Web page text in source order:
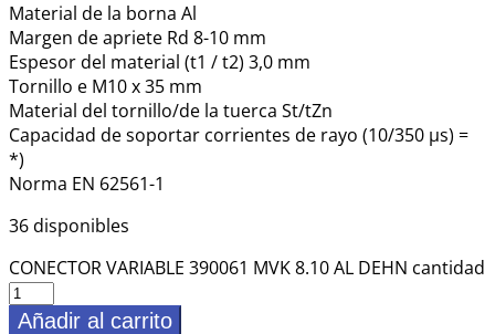
Material de la borna Al
Margen de apriete Rd 8-10 mm
Espesor del material (t1 / t2) 3,0 mm
Tornillo e M10 x 35 mm
Material del tornillo/de la tuerca St/tZn
Capacidad de soportar corrientes de rayo (10/350 μs) =
*)
Norma EN 62561-1
36 disponibles
CONECTOR VARIABLE 390061 MVK 8.10 AL DEHN cantidad
Añadir al carrito